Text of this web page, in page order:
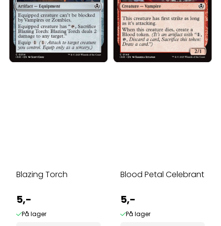
Blazing Torch
5,-
På lager
Blood Petal Celebrant
5,-
På lager